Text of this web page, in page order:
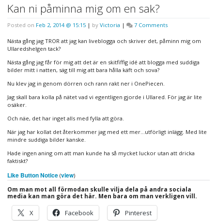
Kan ni påminna mig om en sak?
Posted on Feb 2, 2014 @ 15:15 | by Victoria | 7 Commentson
ni
om
Nästa gång jag TROR att jag kan liveblogga och skriver det, påminn mig om
Ullaredshelgen tack?
Nästa gång jag får för mig att det är en skitfiffig idé att blogga med suddiga
bilder mitt i natten, säg till mig att bara hålla käft och sova?
Nu klev jag in genom dörren och rann rakt ner i OnePiecen.
Jag skall bara kolla på nätet vad vi egentligen gjorde i Ullared. För jag är lite
osäker.
Och näe, det har inget alls med fylla att göra.
När jag har kollat det återkommer jag med ett mer…utförligt inlägg. Med lite
mindre suddiga bilder kanske.
Hade ingen aning om att man kunde ha så mycket luckor utan att dricka
faktiskt?
Like Button Notice (view)
Om man mot all förmodan skulle vilja dela på andra sociala
media kan man göra det här. Men bara om man verkligen vill.
X Facebook Pinterest